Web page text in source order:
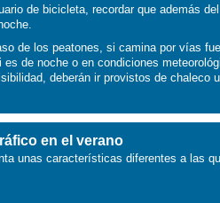
de bicicleta, recordar que además
de los peatones, si camina por vías
es de noche o en condiciones
deberán ir provistos de chaleco
en el verano
unas características diferentes a las